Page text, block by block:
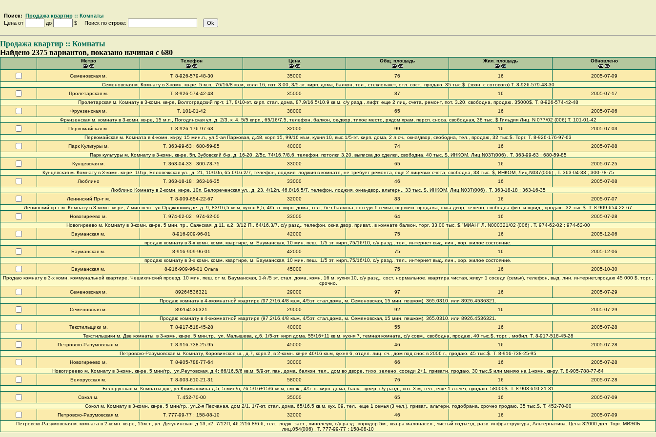
Поиск: Продажа квартир :: Комнаты
Цена от
до $ Поиск по строке:
Продажа квартир :: Комнаты
Найдено 2375 вариантов, показано начиная с 680
Метро Телефон Цена Общ. площадь Жил. площадь Обновлено
Семеновская м. Т. 8-926-579-48-30 35000 76 16
2005-07-09
Семеновская м. Комнату в 3-комн. кв-ре, 5 м.п., 76/16/8 кв.м, холл 16, пот. 3.00, 3/5-эт. кирп. дома, балкон, тел., стеклопакет, отл. сост., продаю, 35 тыс.$. (звон. с сотового) Т. 8-926-579-48-30
Пролетарская м.
Т. 8-926-574-42-48 35000 87 16
2005-07-17
Пролетарская м. Комнату в 3-комн. кв-ре, Волгоградский пр-т, 17, 8/10-эт. кирп. стал. дома, 87.9/16.5/10.9 кв.м, с/у разд., лифт, еще 2 лиц. счета, ремонт, пот. 3.20, свободна, продаю. 35000$. Т. 8-926-574-42-48
Фрунзенская м.
Т. 101-01-42 38000 65 16
2005-07-06
Фрунзенская м. комнату в 3-комн. кв-ре, 15 м.п., Погодинская ул. д. 2/3, к. 4, 5/5 кирп., 65/16/7,5, телефон, балкон, ок-двор, тихое место, рядом храм, персп. сноса, свободная, 38 тыс. $ Гильдия Лиц. N 077/02 (006) Т. 101-01-42
Первомайская м.
Т. 8-926-176-97-63 32000 99 16
2005-07-03
Первомайская м. Комната в 4-комн. кв-ру, 15 мин.п., ул.5-ая Парковая, д.48, корп.15, 99/16 кв.м, кухня 10, выс.1/5-эт. кирп. дома, 2 л.сч., окна/двор, свободна, тел., продаю, 32 тыс.$. Торг. Т. 8-926-176-97-63
Парк Культуры м.
Т. 363-99-63 ; 680-59-85 40000 74 16
2005-07-08
Парк культуры м. Комнату в 3-комн. кв-ре, 5п, Зубовский б-р, д. 16-20, 2/5с, 74/16.7/8.6, телефон, потолки 3.20, выписка до сделки, свободна, 40 тыс. $, ИНКОМ, Лиц.N037(006) , Т. 363-99-63 ; 680-59-85
Кунцевская м.
Т. 363-04-33 ; 300-78-75 33000 65 16
2005-07-25
Кунцевская м. Комнату в 3-комн. кв-ре, 10тр, Беловежская ул., д. 21, 10/10п, 65.6/16.2/7, телефон, лоджия, лоджия в комнате, не требует ремонта, еще 2 лицевых счета, свободна, 33 тыс. $, ИНКОМ, Лиц.N037(006) , Т. 363-04-33 ; 300-78-75
Люблино
Т. 363-18-18 ; 363-16-35 33000 46 16
2005-07-08
Люблино Комнату в 2-комн. кв-ре, 10п, Белореченская ул., д. 23, 4/12п, 46.8/16.5/7, телефон, лоджия, окна-двор, альтерн., 33 тыс. $, ИНКОМ, Лиц.N037(006) , Т. 363-18-18 ; 363-16-35
Ленинский Пр-т м.
Т. 8-909-654-22-67 32000 83 16
2005-07-07
Ленинский пр-т м. Комнату в 3-комн. кв-ре, 7 мин.пеш., ул.Орджоникидзе, д. 9, 83/16,5 кв.м, кухня 8,5, 4/5-эт. кирп. дома, тел., без балкона, соседи 1 семья, первичн. продажа, окна двор, зелено, свободна физ. и юрид., продаю. 32 тыс.$. Т. 8-909-654-22-67
Новогиреево м.
Т. 974-62-02 ; 974-62-00 33000 64 16
2005-07-28
Новогиреево м. Комнату в 3-комн. кв-ре, 5 мин. тр., Саянская, д.11, к.2, 3/12 П., 64/16,3/7, с/у разд., телефон, окна двор, приват., в комнате балкон, торг. 33,00 тыс. $."МИАН" Л. N000321/02 (006) , Т. 974-62-02 ; 974-62-00
Бауманская м.
8-916-909-96-01 42000 75 16
2005-12-06
продаю комнату в 3-х комн. комм. квартире, м. Бауманская, 10 мин. пеш., 1/5 эт. кирп.,75/16/10, с/у разд., тел., интернет выд. лин., хор. жилое состояние.
Бауманская м.
8-916-909-96-01 42000 75 16
2005-12-06
продаю комнату в 3-х комн. комм. квартире, м. Бауманская, 10 мин. пеш., 1/5 эт. кирп.,75/16/10, с/у разд., тел., интернет выд. лин., хор. жилое состояние.
Бауманская м.
8-916-909-96-01 Ольга 45000 75 16
2005-10-30
Продаю комнату в 3-х комн. коммунальной квартире, Чешихинский проезд, 10 мин. пеш. от м. Бауманская, 1-й /5 эт. стал. дома, комн. 16 м, кухня 10, с/у разд., сост. нормальное, квартира чистая, живут 1 соседи (семья), телефон, выд. лин. интернет,продаю 45 000 $, торг.,
срочно.
Семеновская м.
89264536321 29000 97 16
2005-07-29
Продаю комнату в 4-хкомнатной квартире (97,2/16,4/8 кв.м, 4/5эт. стал.дома, м. Семеновская, 15 мин. пешком). 365.0310. или 8926.4536321.
Семеновская м.
89264536321 29000 92 16
2005-07-29
Продаю комнату в 4-хкомнатной квартире (97,2/16,4/8 кв.м, 4/5эт. стал.дома, м. Семеновская, 15 мин. пешком). 365.0310. или 8926.4536321.
Текстильщики м.
Т. 8-917-518-45-28 40000 55 16
2005-07-28
Текстильщики м. Две комнаты, в 3-комн. кв-ре, 5 мин.тр., ул. Малышева, д.6, 1/5-эт. кирп.дома, 55/16+11 кв.м, кухня 7, темная комната, с/у совм., свободна, продаю, 40 тыс.$, торг. , мобил. Т. 8-917-518-45-28
Петровско-Разумовская м.
Т. 8-916-738-25-95 45000 46 16
2005-07-28
Петровско-Разумовская м. Комнату, Коровинское ш., д.7, корп.2, в 2-комн. кв-ре 46/16 кв.м, кухня 6, отдел. лиц. сч., дом под снос в 2006 г., продаю. 45 тыс.$. Т. 8-916-738-25-95
Новогиреево м.
Т. 8-905-788-77-64 30000 66 16
2005-07-28
Новогиреево м. Комнату в 3-комн. кв-ре, 5 мин/тр., ул.Реутовская, д.4; 66/16.5/6 кв.м, 5/9-эт. пан. дома, балкон, тел., дом во дворе, тихо, зелено, соседи 2+1, приватн, продаю, 30 тыс.$ или меняю на 1-комн. кв-ру. Т. 8-905-788-77-64
Белорусская м.
Т. 8-903-610-21-31 58000 76 16
2005-07-28
Белорусская м. Комнаты две, ул.Климашкина д.5, 5 мин/п, 76.5/16+15/6 кв.м, смеж., 4/5-эт. кирп. дома, балк., эркер, с/у разд., пот. 3 м, тел., еще 1 л.счет, продаю. 58000$. Т. 8-903-610-21-31
Сокол м.
Т. 452-70-00 35000 65 16
2005-07-09
Сокол м. Комнату в 3-комн. кв-ре, 5 мин/тр., ул.2-я Песчаная, дом 2/1, 1/7-эт. стал. дома, 65/16.5 кв.м, кух. 09, тел., еще 1 семья (3 чел.), приват., альтерн. подобрана, срочно продаю. 35 тыс.$. Т. 452-70-00
Петровско-Разумовская м.
Т. 777-99-77 ; 158-08-10 32000 46 16
2005-07-09
Петровско-Разумовская м. комната в 2-комн. кв-ре, 15м.т., ул. Дегунинская, д.13, к2, 7/12П, 46.2/16.8/6.6, тел., лодж. заст., линолеум, с/у разд., коридор 5м., ква-ра малонасел., чистый подъезд, разв. инфраструктура, Альтернатива. Цена 32000 дол. Торг. МИЭЛЬ
лиц.054(006) , Т. 777-99-77 ; 158-08-10